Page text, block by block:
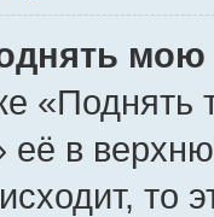
мою
«Поднять
её в
то